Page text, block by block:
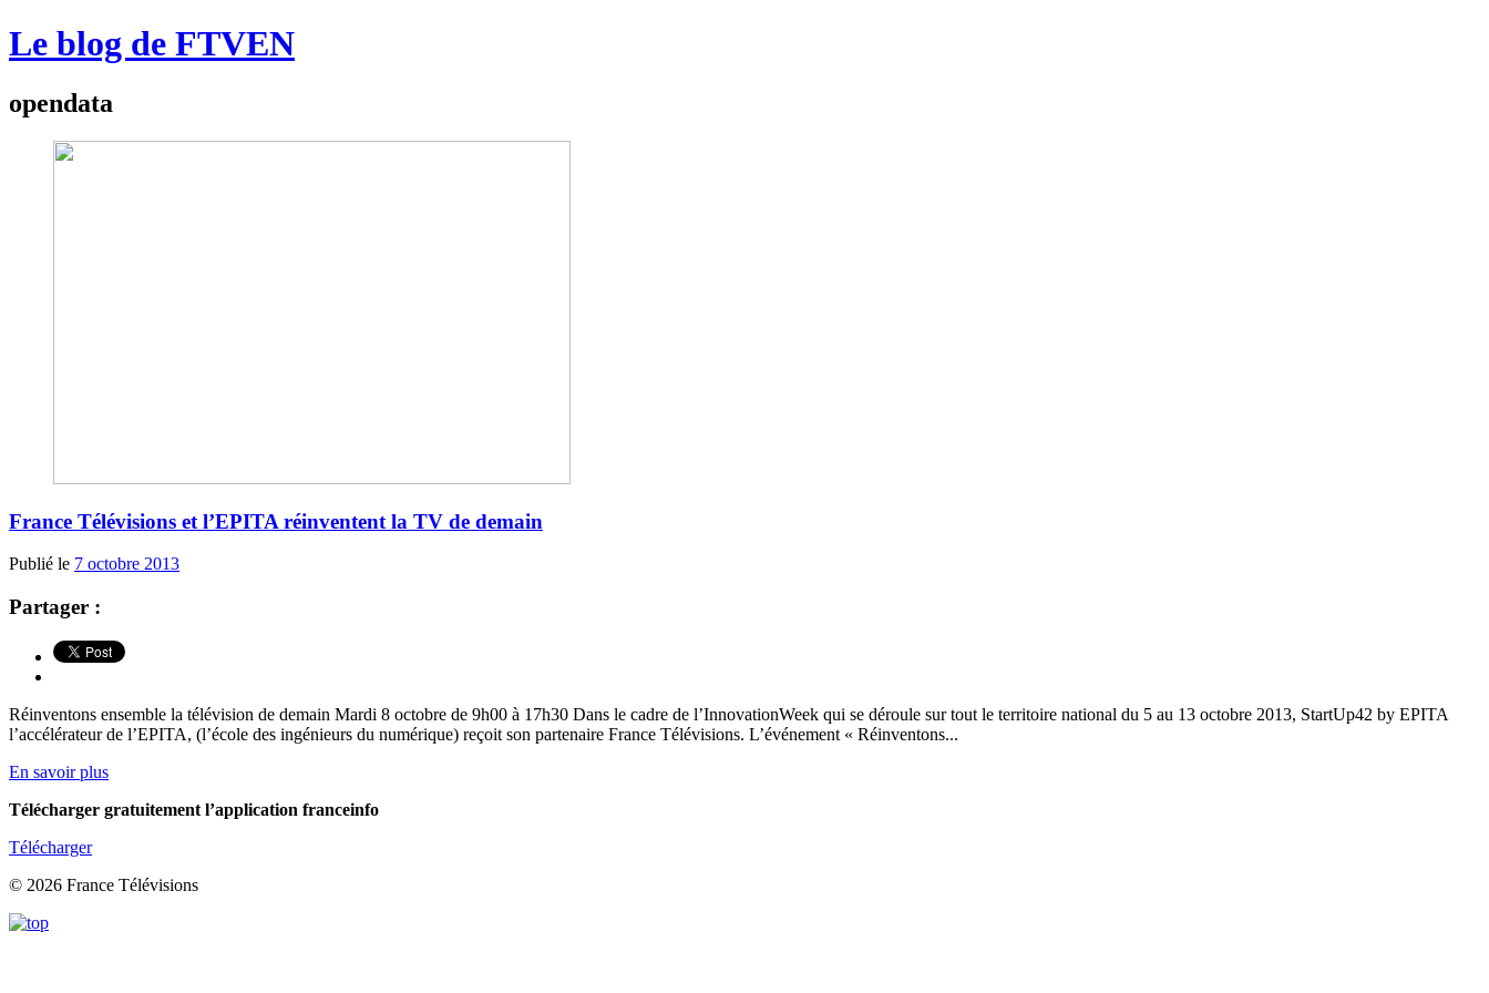
Le blog de FTVEN
opendata
France Télévisions et l’EPITA réinventent la TV de demain
Publié le 7 octobre 2013
Partager :
Réinventons ensemble la télévision de demain Mardi 8 octobre de 9h00 à 17h30 Dans le cadre de l’InnovationWeek qui se déroule sur tout le territoire national du 5 au 13 octobre 2013, StartUp42 by EPITA
l’accélérateur de l’EPITA, (l’école des ingénieurs du numérique) reçoit son partenaire France Télévisions. L’événement « Réinventons...
En savoir plus
Télécharger gratuitement l’application franceinfo
Télécharger
© 2026 France Télévisions